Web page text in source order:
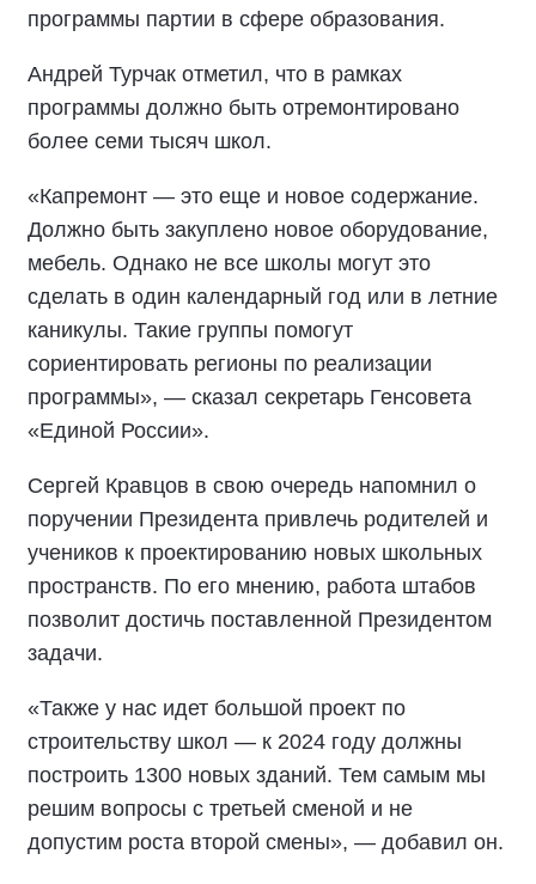
программы партии в сфере образования.
Андрей Турчак отметил, что в рамках
программы должно быть отремонтировано
более семи тысяч школ.
«Капремонт — это еще и новое содержание.
Должно быть закуплено новое оборудование,
мебель. Однако не все школы могут это
сделать в один календарный год или в летние
каникулы. Такие группы помогут
сориентировать регионы по реализации
программы», — сказал секретарь Генсовета
«Единой России».
Сергей Кравцов в свою очередь напомнил о
поручении Президента привлечь родителей и
учеников к проектированию новых школьных
пространств. По его мнению, работа штабов
позволит достичь поставленной Президентом
задачи.
«Также у нас идет большой проект по
строительству школ — к 2024 году должны
построить 1300 новых зданий. Тем самым мы
решим вопросы с третьей сменой и не
допустим роста второй смены», — добавил он.